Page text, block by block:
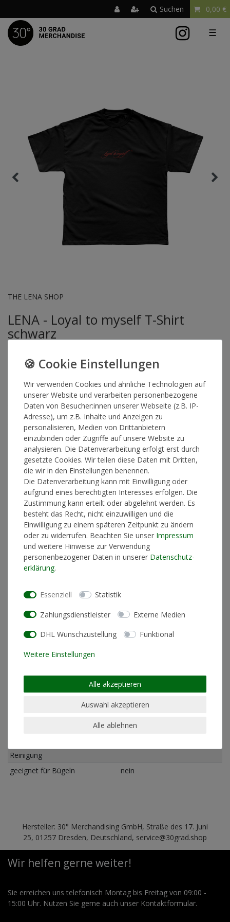
Suchen 0,00 €
☰
THE LENA SHOP
LENA - Loyal to myself T-Shirt
schwarz
GRÖSSE
35,00 €*
Lieferzeit 2-4 Werktage
In den Warenkorb
Künstlerinformationen
Loose Fit (lockere Passform)
Maschinenwäsche linksrum
nein
Reinigung
geeignet für Bügeln nein
Hersteller: 30° Merchandising GmbH, Straße des 17. Juni
25, 01257 Dresden, Deutschland, service@30grad.shop
Wir helfen gerne weiter!
Sie erreichen uns telefonisch Montag bis Freitag von 09:00 -
15:00 Uhr. Nutzen Sie gerne auch unser Kontaktformular.
Wir verwenden Cookies und ähnliche Technologien auf
unserer Website und verarbeiten personenbezogene
Daten von Besucher:innen unserer Webseite (z.B. IP-
Adresse), um z.B. Inhalte und Anzeigen zu
personalisieren, Medien von Drittanbietern
einzubinden oder Zugriffe auf unsere Website zu
analysieren. Die Datenverarbeitung erfolgt erst durch
gesetzte Cookies. Wir teilen diese Daten mit Dritten,
die wir in den Einstellungen benennen.
Die Datenverarbeitung kann mit Einwilligung oder
aufgrund eines berechtigten Interesses erfolgen. Die
Zustimmung kann erteilt oder abgelehnt werden. Es
besteht das Recht, nicht einzuwilligen und die
Einwilligung zu einem späteren Zeitpunkt zu ändern
oder zu widerrufen. Beachten Sie unser Impressum
und weitere Hinweise zur Verwendung
personenbezogener Daten in unserer Daten­schutz­
erklärung.
Essenziell Statistik
Zahlungsdienstleister Externe Medien
DHL Wunschzustellung Funktional
Weitere Einstellungen
Alle akzeptieren
Auswahl akzeptieren
Alle ablehnen